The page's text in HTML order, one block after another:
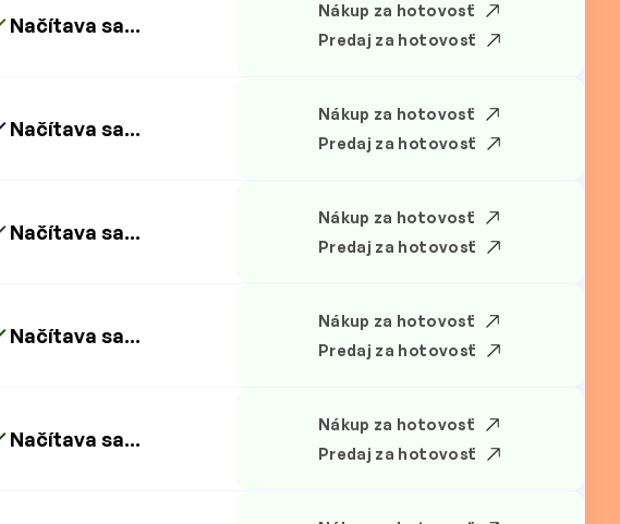
Načítava sa...
Nákup za hotovosť
Predaj za hotovosť
Načítava sa...
Nákup za hotovosť
Predaj za hotovosť
Načítava sa...
Nákup za hotovosť
Predaj za hotovosť
Načítava sa...
Nákup za hotovosť
Predaj za hotovosť
Načítava sa...
Nákup za hotovosť
Predaj za hotovosť